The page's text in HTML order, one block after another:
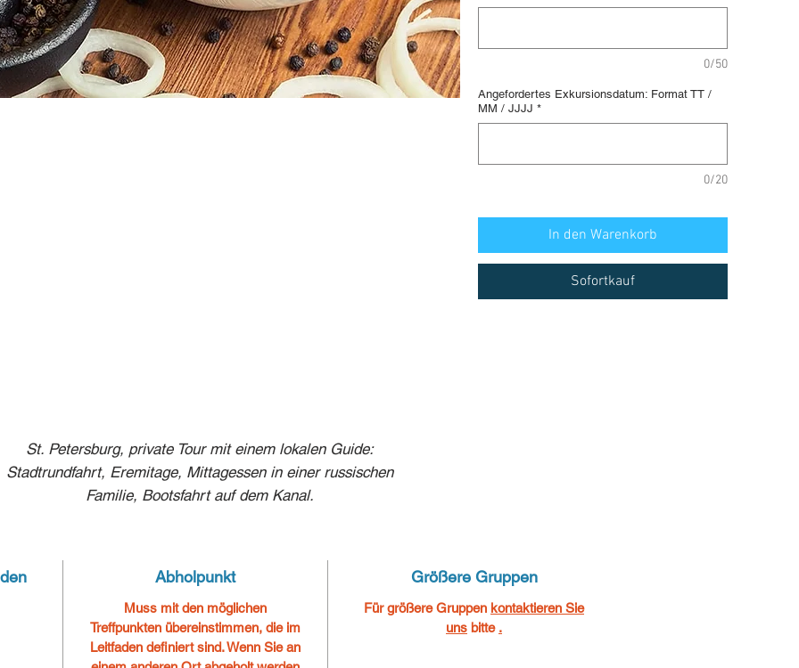
0/50
Angefordertes Exkursionsdatum: Format TT /
MM / JJJJ *
0/20
In den Warenkorb
Sofortkauf
St. Petersburg, private Tour mit einem lokalen Guide:
Stadtrundfahrt, Eremitage, Mittagessen in einer russischen
Familie, Bootsfahrt auf dem Kanal.
Abholpunkt
Muss mit den möglichen
Treffpunkten übereinstimmen, die im
Leitfaden definiert sind.Wenn Sie an
Größere Gruppen
Für größere Gruppen kontaktieren Sie
uns bitte .